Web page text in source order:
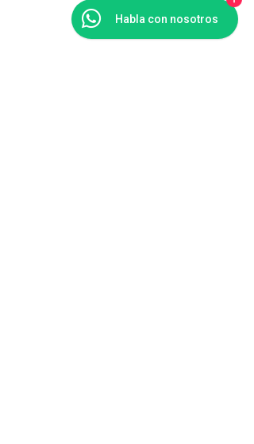
Habla con nosotros
1